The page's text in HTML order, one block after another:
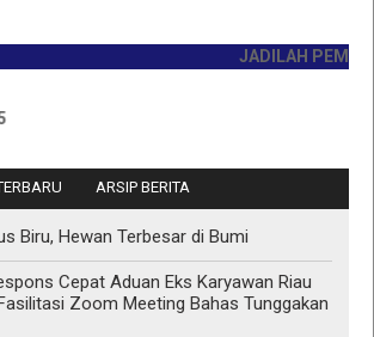
JADILAH PEMBACA
ARSIP BERITA
Biru, Hewan Terbesar di Bumi
Cepat Aduan Eks Karyawan Riau
Zoom Meeting Bahas Tunggakan